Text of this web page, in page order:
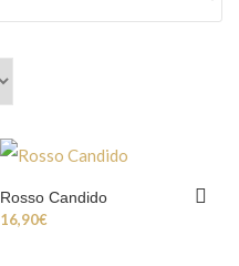
Rosso Candido
16,90€